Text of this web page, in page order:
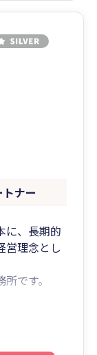
ナー
に、長期的
営理念とし
です。
た）